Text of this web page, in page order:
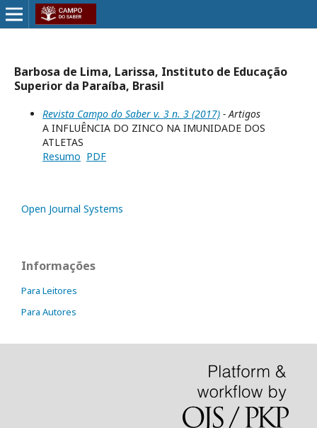
Barbosa de Lima, Larissa, Instituto de Educação
Superior da Paraíba, Brasil
Revista Campo do Saber v. 3 n. 3 (2017) - Artigos
A INFLUÊNCIA DO ZINCO NA IMUNIDADE DOS
ATLETAS
Resumo PDF
Open Journal Systems
Informações
Para Leitores
Para Autores